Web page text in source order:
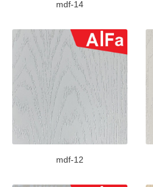
mdf-14
mdf-12